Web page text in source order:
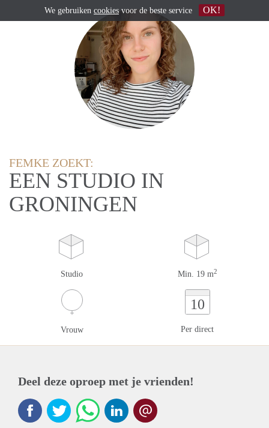
FEMKE ZOEKT:
EEN STUDIO IN
GRONINGEN
Studio Min. 19 m2
Vrouw
10
Per direct
Deel deze oproep met je vrienden!
We gebruiken cookiesvoor de beste service OK!